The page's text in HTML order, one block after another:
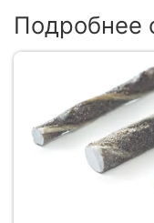
Подробнее